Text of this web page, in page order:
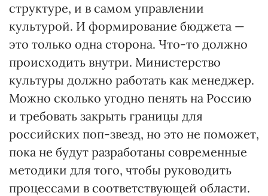
структуре, и в самом управлении
культурой. И формирование бюджета —
это только одна сторона. Что-то должно
происходить внутри. Министерство
культуры должно работать как менеджер.
Можно сколько угодно пенять на Россию
и требовать закрыть границы для
российских поп-звезд, но это не поможет,
пока не будут разработаны современные
методики для того, чтобы руководить
процессами в соответствующей области.